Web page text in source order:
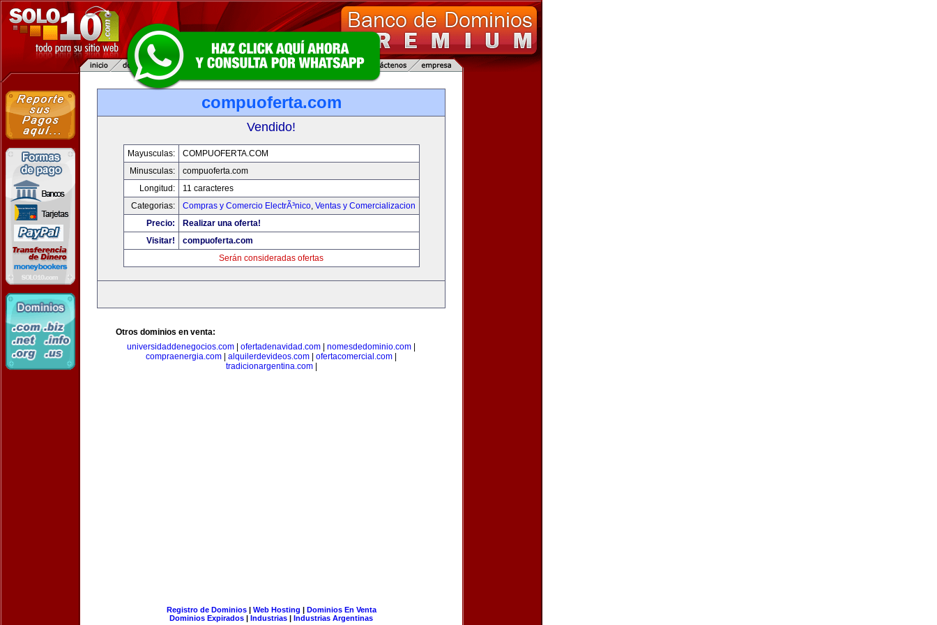
compuoferta.com
Vendido!
Mayusculas:
COMPUOFERTA.COM
Minusculas:
compuoferta.com
Longitud:
11 caracteres
Categorias:
Compras y Comercio ElectrÃ³nico, Ventas y Comercializacion
Precio:
Realizar una oferta!
Visitar!
compuoferta.com
Serán consideradas ofertas
Otros dominios en venta:
universidaddenegocios.com
ofertadenavidad.com nomesdedominio.com
compraenergia.com
alquilerdevideos.com ofertacomercial.com
tradicionargentina.com|
Registro de Dominios| Web Hosting | Dominios En Venta
Dominios Expirados | Industrias | Industrias Argentinas